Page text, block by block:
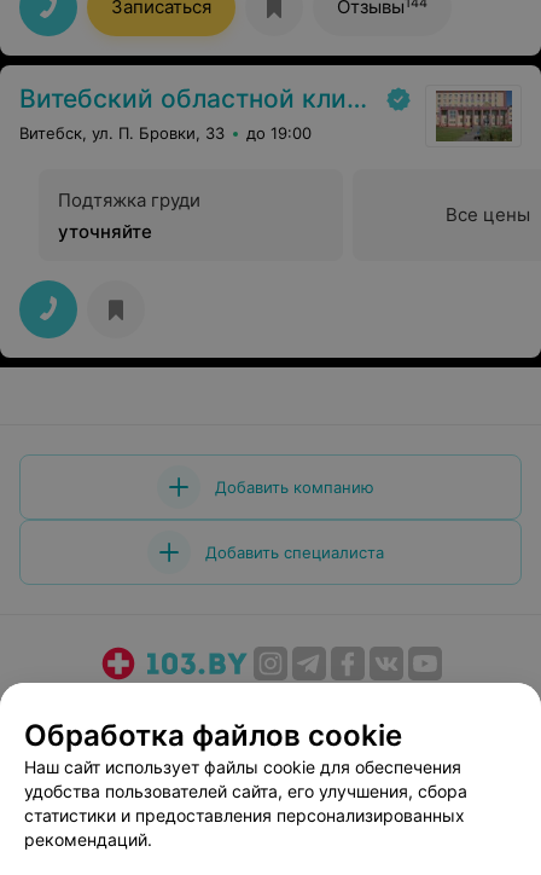
Записаться Отзывы
Витебский областной клинический онкологический диспансер
Витебск, ул. П. Бровки, 33 до 19:00
Подтяжка груди
уточняйте
Все цены
Добавить компанию
Добавить специалиста
Медицинский маркетинг
Публичный договор
Пользовательское соглашение
Способы оплаты
Вакансии
Партнеры
Обработка файлов cookie
Наш сайт использует файлы cookie для обеспечения
удобства пользователей сайта, его улучшения, сбора
статистики и предоставления персонализированных
рекомендаций.